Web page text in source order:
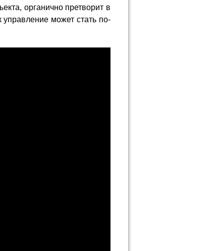
органично претворит в
управление может стать по-